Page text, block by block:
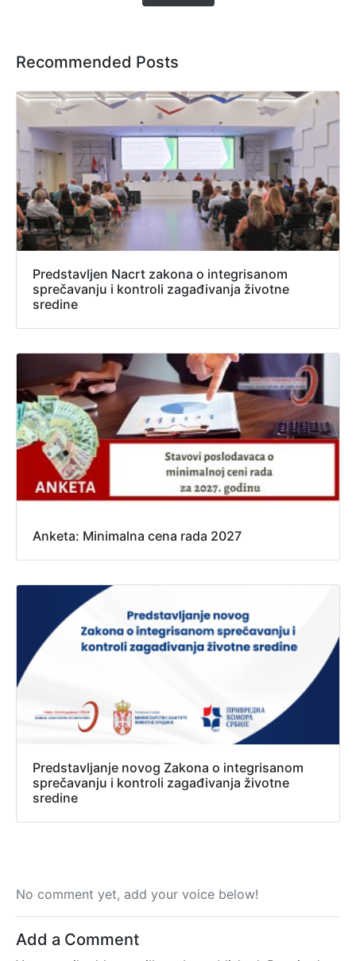
Recommended Posts
Predstavljen Nacrt zakona o integrisanom
sprečavanju i kontroli zagađivanja životne
sredine
Anketa: Minimalna cena rada 2027
Predstavljanje novog Zakona o integrisanom
sprečavanju i kontroli zagađivanja životne
sredine
No comment yet, add your voice below!
Add a Comment